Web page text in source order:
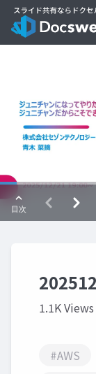
1.1K Views
#AWS